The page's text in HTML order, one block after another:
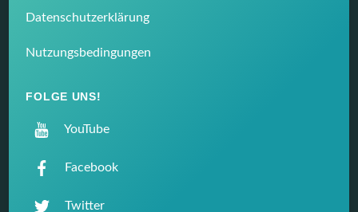
Datenschutzerklärung
Nutzungsbedingungen
FOLGE UNS!
YouTube
Facebook
Twitter